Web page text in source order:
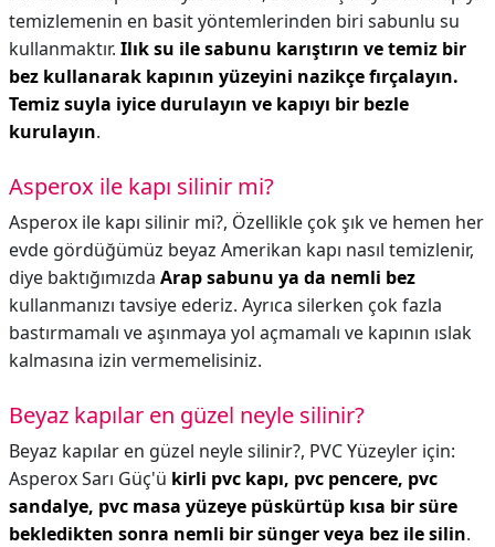
temizlemenin en basit yöntemlerinden biri sabunlu su
kullanmaktır. Ilık su ile sabunu karıştırın ve temiz bir
bez kullanarak kapının yüzeyini nazikçe fırçalayın.
Temiz suyla iyice durulayın ve kapıyı bir bezle
kurulayın.
Asperox ile kapı silinir mi?
Asperox ile kapı silinir mi?, Özellikle çok şık ve hemen her
evde gördüğümüz beyaz Amerikan kapı nasıl temizlenir,
diye baktığımızda Arap sabunu ya da nemli bez
kullanmanızı tavsiye ederiz. Ayrıca silerken çok fazla
bastırmamalı ve aşınmaya yol açmamalı ve kapının ıslak
kalmasına izin vermemelisiniz.
Beyaz kapılar en güzel neyle silinir?
Beyaz kapılar en güzel neyle silinir?, PVC Yüzeyler için:
Asperox Sarı Güç'ü kirli pvc kapı, pvc pencere, pvc
sandalye, pvc masa yüzeye püskürtüp kısa bir süre
bekledikten sonra nemli bir sünger veya bez ile silin.